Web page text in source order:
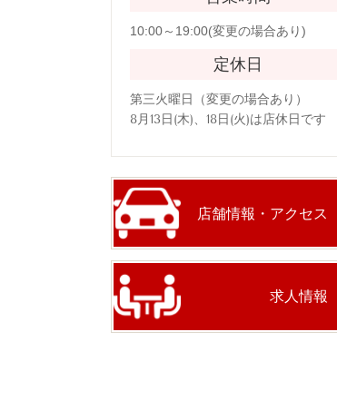
10:00～19:00(変更の場合あり)
定休日
第三火曜日（変更の場合あり）
8月13日(木)、18日(火)は店休日です
店舗情報・アクセス
求人情報